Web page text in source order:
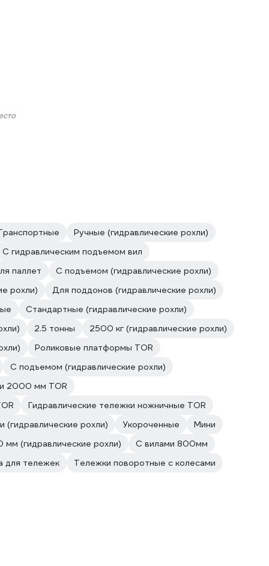
Ручные (гидравлические рохли)
С гидравлическим подъемом вил
паллет
С подъемом (гидравлические рохли)
рохли)
Для поддонов (гидравлические рохли)
Стандартные (гидравлические рохли)
2.5 тонны
2500 кг (гидравлические рохли)
Роликовые платформы TOR
С подъемом (гидравлические рохли)
2000 мм TOR
Гидравлические тележки ножничные TOR
(гидравлические рохли) Укороченные
Мини
мм (гидравлические рохли)
С вилами 800мм
для тележек
Тележки поворотные с колесами